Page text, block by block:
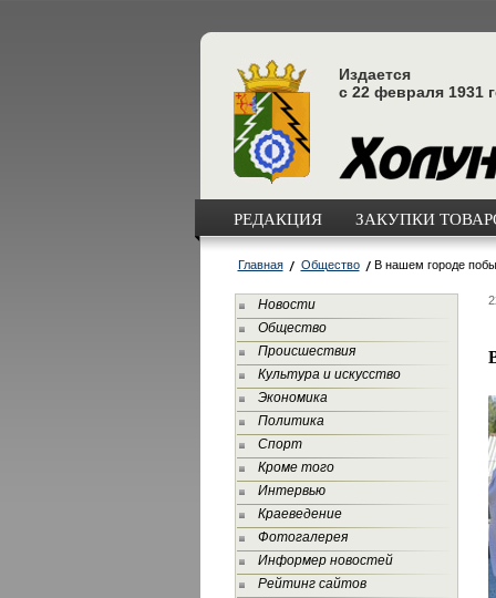
Издается
с 22 февраля 1931
РЕДАКЦИЯ ЗАКУПКИ
Главная Общество В нашем городе
Новости
Общество
Происшествия
Культура и искусство
Экономика
Политика
Спорт
Кроме того
Интервью
Краеведение
Фотогалерея
Информер новостей
Рейтинг сайтов